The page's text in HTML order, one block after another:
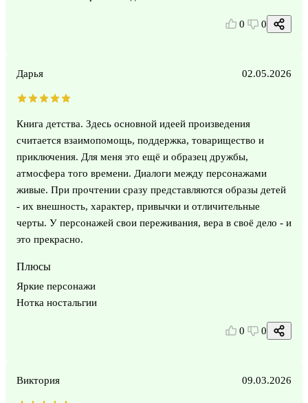
0 0
Дарья 02.05.2026
Книга детства. Здесь основной идеей произведения
считается взаимопомощь, поддержка, товарищество и
приключения. Для меня это ещё и образец дружбы,
атмосфера того времени. Диалоги между персонажами
живые. При прочтении сразу представляются образы детей
- их внешность, характер, привычки и отличительные
черты. У персонажей свои переживания, вера в своё дело - и
это прекрасно.
Плюсы
Яркие персонажи
Нотка ностальгии
0 0
Виктория 09.03.2026